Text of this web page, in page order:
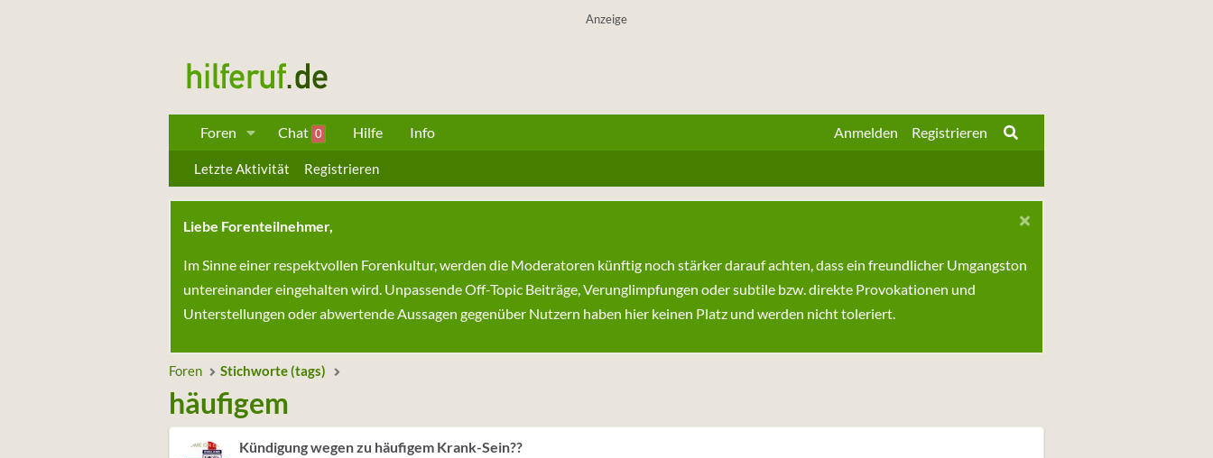
Anzeige
Foren Chat 0 Hilfe Info Anmelden Registrieren
Letzte Aktivität Registrieren
Liebe Forenteilnehmer,
Im Sinne einer respektvollen Forenkultur, werden die Moderatoren künftig noch stärker darauf achten, dass ein freundlicher Umgangston
untereinander eingehalten wird. Unpassende Off-Topic Beiträge, Verunglimpfungen oder subtile bzw. direkte Provokationen und
Unterstellungen oder abwertende Aussagen gegenüber Nutzern haben hier keinen Platz und werden nicht toleriert.
Foren Stichworte (tags)
häufigem
Kündigung wegen zu häufigem Krank-Sein??